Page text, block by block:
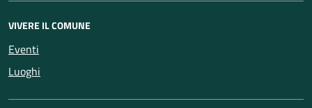
VIVERE IL COMUNE
Eventi
Luoghi